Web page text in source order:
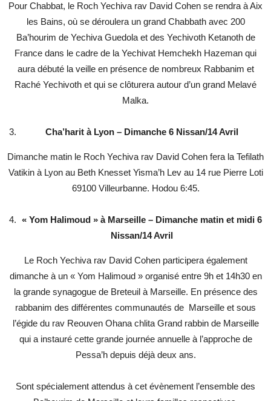
Pour Chabbat, le Roch Yechiva rav David Cohen se rendra à Aix
les Bains, où se déroulera un grand Chabbath avec 200
Ba’hourim de Yechiva Guedola et des Yechivoth Ketanoth de
France dans le cadre de la Yechivat Hemchekh Hazeman qui
aura débuté la veille en présence de nombreux Rabbanim et
Raché Yechivoth et qui se clôturera autour d’un grand Melavé
Malka.
Cha’harit à Lyon – Dimanche 6 Nissan/14 Avril
Dimanche matin le Roch Yechiva rav David Cohen fera la Tefilath
Vatikin à Lyon au Beth Knesset Yisma’h Lev au 14 rue Pierre Loti
69100 Villeurbanne. Hodou 6:45.
« Yom Halimoud » à Marseille – Dimanche matin et midi 6
Nissan/14 Avril
Le Roch Yechiva rav David Cohen participera également
dimanche à un « Yom Halimoud » organisé entre 9h et 14h30 en
la grande synagogue de Breteuil à Marseille. En présence des
rabbanim des différentes communautés de Marseille et sous
l’égide du rav Reouven Ohana chlita Grand rabbin de Marseille
qui a instauré cette grande journée annuelle à l’approche de
Pessa’h depuis déjà deux ans.
Sont spécialement attendus à cet évènement l’ensemble des